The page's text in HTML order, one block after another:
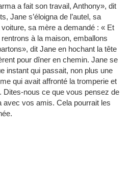
a fait son travail, Anthony», dit
Jane s’éloigna de l’autel, sa
sa mère a demandé : « Et
à la maison, emballons
dit Jane en hochant la tête
pour dîner en chemin. Jane se
instant qui passait, non plus une
qui avait affronté la tromperie et
Dites-nous ce que vous pensez de
avec vos amis. Cela pourrait les